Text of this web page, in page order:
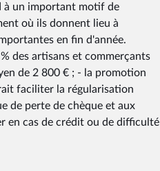
à un important motif de
où ils donnent lieu à
en fin d'année.
des artisans et commerçants
de 2 800 € ; - la promotion
faciliter la régularisation
de perte de chèque et aux
en cas de crédit ou de difficulté